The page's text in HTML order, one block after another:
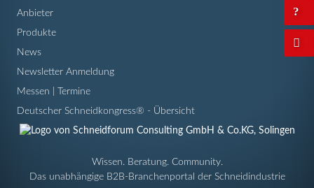
Anbieter
Produkte
News
Newsletter Anmeldung
Messen | Termine
Deutscher Schneidkongress® - Übersicht
Wissen. Beratung. Community.
Das unabhängige B2B-Branchenportal der Schneidindustrie